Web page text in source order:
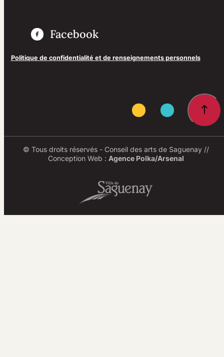
Facebook
Politique de confidentialité et de renseignements personnels
© Tous droits réservés - Conseil des arts de Saguenay //
Conception Web : Agence Polka/Arsenal